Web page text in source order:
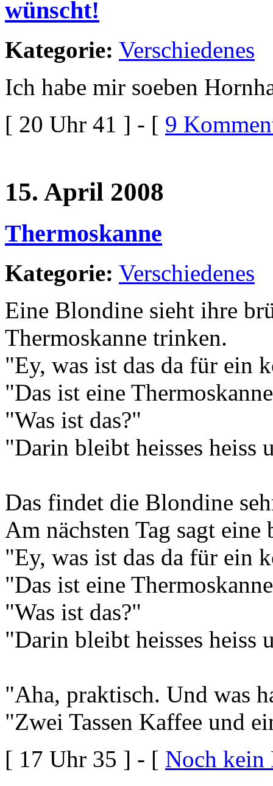
wünscht!
Kategorie: Verschiedenes
Ich habe mir soeben
[ 20 Uhr 41 ] - [ 9
15. April 2008
Thermoskanne
Kategorie: Verschiedenes
Eine Blondine sieht ihre
Thermoskanne trinken.
"Ey, was ist das da für ein
"Das ist eine
"Was ist das?"
"Darin bleibt heisses heiss
Das findet die Blondine
Am nächsten Tag sagt
"Ey, was ist das da für ein
"Das ist eine
"Was ist das?"
"Darin bleibt heisses heiss
"Aha, praktisch. Und was
"Zwei Tassen Kaffee und
[ 17 Uhr 35 ] - [ Noch kein